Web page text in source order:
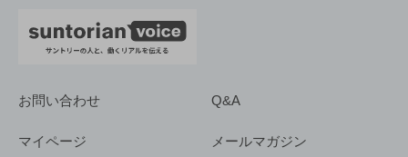
お問い合わせ Q&A
マイページ メールマガジン